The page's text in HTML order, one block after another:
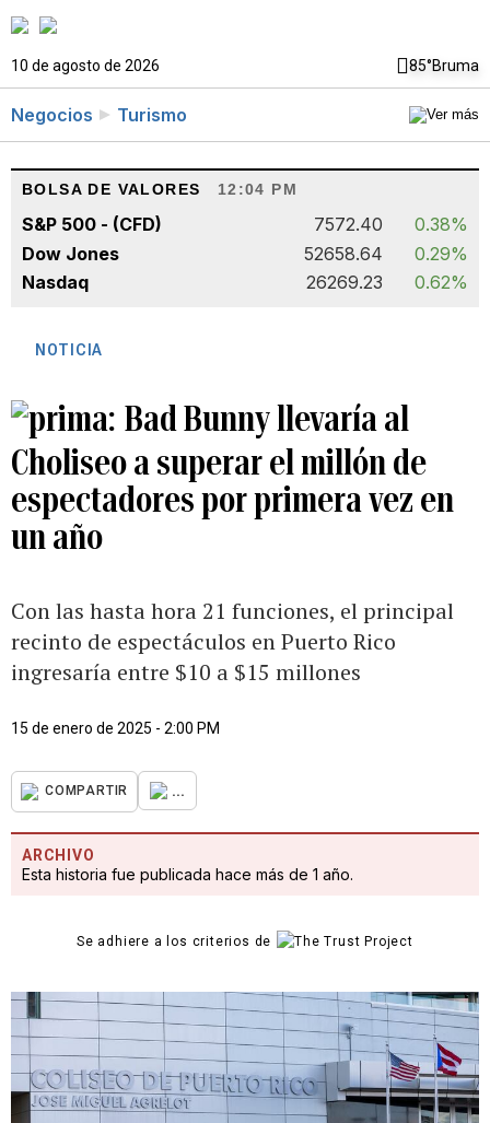
10 de agosto de 2026 85°Bruma
Negocios Turismo
BOLSA DE VALORES 12:04 PM
S&P 500 - (CFD) 7572.40
0.38%
Dow Jones
52658.64
0.29%
Nasdaq
26269.23 0.62%
NOTICIA
Bad Bunny llevaría al
Choliseo a superar el millón de
espectadores por primera vez en
un año
Con las hasta hora 21 funciones, el principal
recinto de espectáculos en Puerto Rico
ingresaría entre $10 a $15 millones
15 de enero de 2025 - 2:00 PM
COMPARTIR ...
ARCHIVO
Esta historia fue publicada hace más de 1 año.
Se adhiere a los criterios de